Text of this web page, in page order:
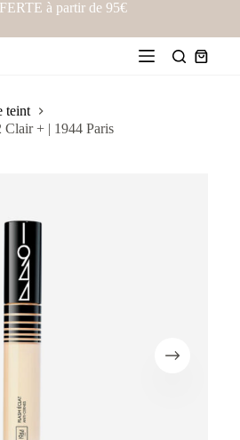
à partir de 95€
teint
Clair + | 1944 Paris